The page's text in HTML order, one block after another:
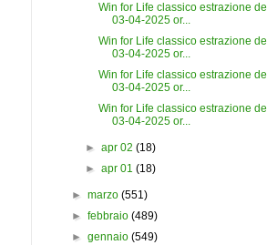
Win for Life classico estrazione del
03-04-2025 or...
Win for Life classico estrazione del
03-04-2025 or...
Win for Life classico estrazione del
03-04-2025 or...
Win for Life classico estrazione del
03-04-2025 or...
► apr 02 (18)
► apr 01 (18)
►marzo (551)
►febbraio (489)
►gennaio (549)